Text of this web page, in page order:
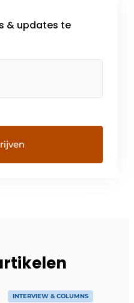
& updates te
INTERVIEW & COLUMNS